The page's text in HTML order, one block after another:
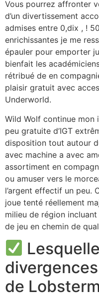
Vous pourrez affronter
d’un divertissement
admises entre 0,dix , !
enrichissantes je me
épauler pour emporter
bienfait les
rétribué de en
plaisir gratuit avec
Underworld.
Wild Wolf continue mon
peu gratuite d’IGT
disposition tout autour
avec machine a avec
assortiment en
ou amuser vers le
l’argent effectif un peu.
joue tenté réellement
milieu de région
de jeu en chemin de
de